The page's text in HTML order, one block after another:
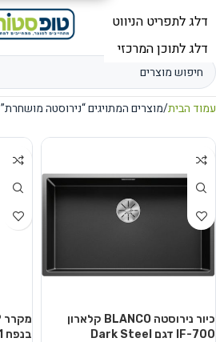
תפריט
עמוד הבית מוצרים המתויגים “נירוסטה מושחרת”
כיור נירוסטה BLANCO קלארון
700-IF דגם Dark Steel